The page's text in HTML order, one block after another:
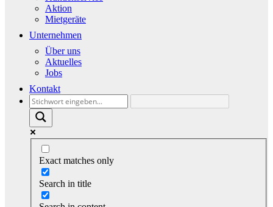
Aktion
Mietgeräte
Unternehmen
Über uns
Aktuelles
Jobs
Kontakt
Exact matches only
Search in title